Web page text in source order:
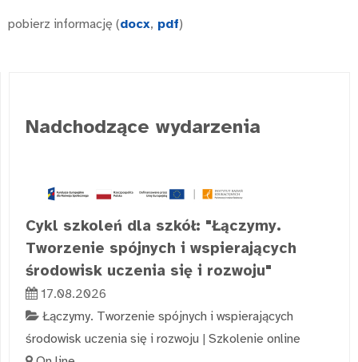
pobierz informację (docx, pdf)
Nadchodzące wydarzenia
Cykl szkoleń dla szkół: "Łączymy.
Tworzenie spójnych i wspierających
środowisk uczenia się i rozwoju"
17.08.2026
Łączymy. Tworzenie spójnych i wspierających
środowisk uczenia się i rozwoju | Szkolenie online